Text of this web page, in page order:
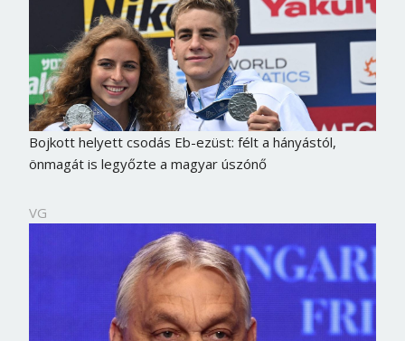
Bojkott helyett csodás Eb-ezüst: félt a hányástól,
önmagát is legyőzte a magyar úszónő
VG